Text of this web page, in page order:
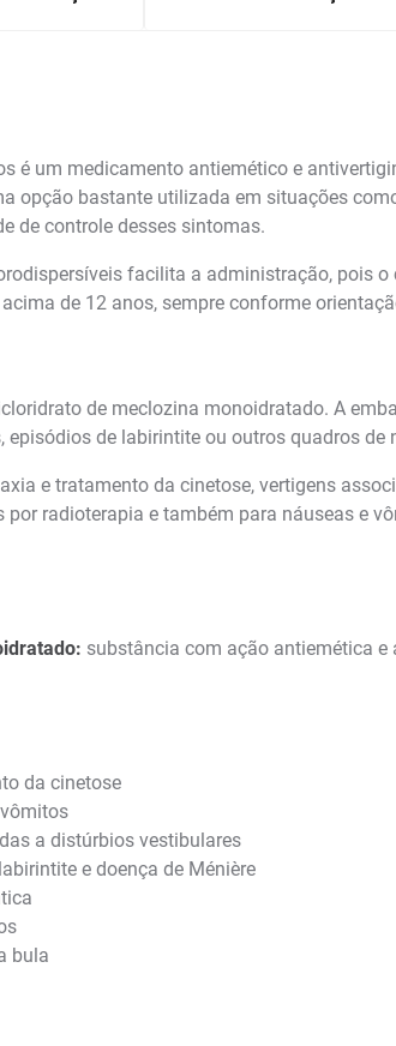
é um medicamento antiemético e
opção bastante utilizada em situações
de controle desses sintomas.
facilita a administração, pois
de 12 anos, sempre conforme
de meclozina monoidratado. A
de labirintite ou outros quadros de
e tratamento da cinetose, vertigens
por radioterapia e também para náuseas e
substância com ação antiemética
da cinetose
a distúrbios vestibulares
e doença de Ménière
bula